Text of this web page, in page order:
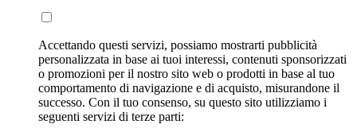
Accettando questi servizi, possiamo mostrarti pubblicità
personalizzata in base ai tuoi interessi, contenuti sponsorizzati
o promozioni per il nostro sito web o prodotti in base al tuo
comportamento di navigazione e di acquisto, misurandone il
successo. Con il tuo consenso, su questo sito utilizziamo i
seguenti servizi di terze parti: